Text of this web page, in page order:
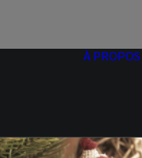
À PROPOS